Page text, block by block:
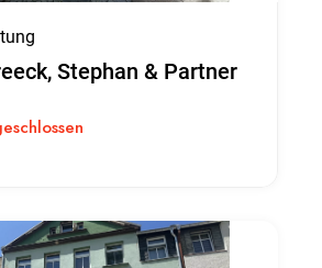
Stephan & Partner